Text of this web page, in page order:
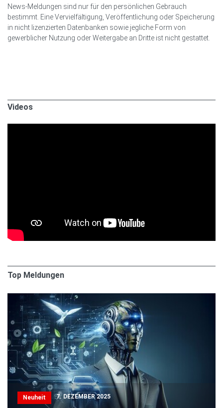
News-Meldungen sind nur für den persönlichen Gebrauch
bestimmt. Eine Vervielfältigung, Veröffentlichung oder Speicherung
in nicht lizenzierten Datenbanken sowie jegliche Form von
gewerblicher Nutzung oder Weitergabe an Dritte ist nicht gestattet.
Videos
Top Meldungen
Neuheit 7. DEZEMBER 2025